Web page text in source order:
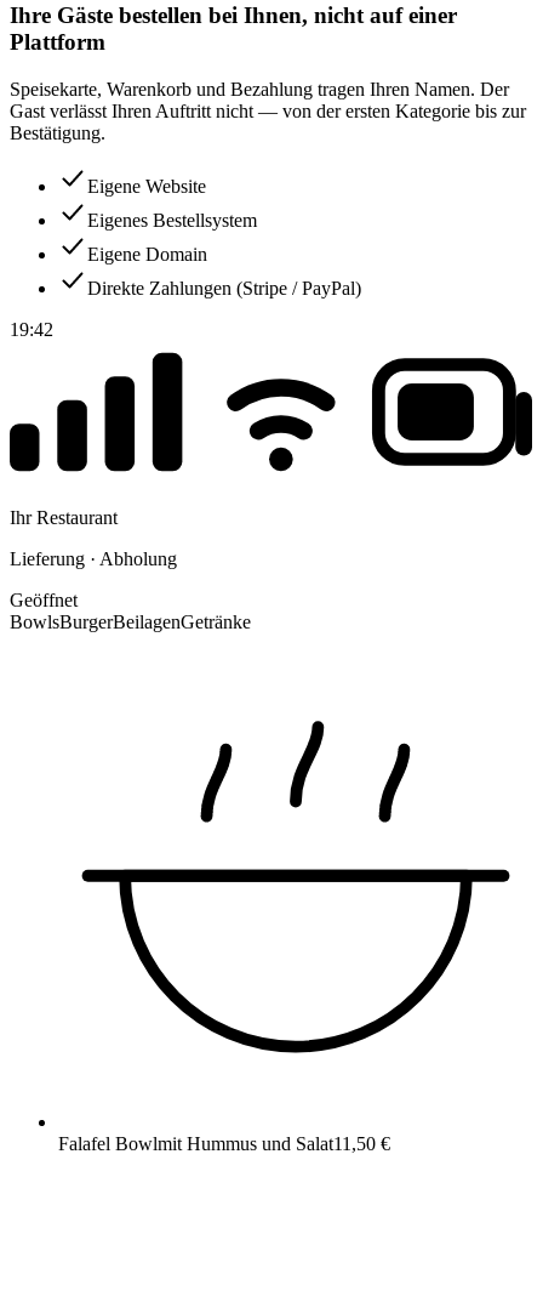
Ihre Gäste bestellen bei Ihnen, nicht auf einer
Plattform
Speisekarte, Warenkorb und Bezahlung tragen Ihren Namen. Der
Gast verlässt Ihren Auftritt nicht — von der ersten Kategorie bis zur
Bestätigung.
Eigene Website
Eigenes Bestellsystem
Eigene Domain
Direkte Zahlungen (Stripe / PayPal)
19:42
Ihr Restaurant
Lieferung · Abholung
Geöffnet
BowlsBurgerBeilagenGetränke
Falafel Bowlmit Hummus und Salat11,50 €